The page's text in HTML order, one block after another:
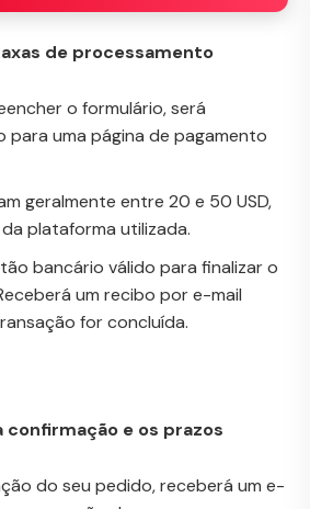
de processamento
o formulário, será
para uma página de pagamento
geralmente entre 20 e 50 USD,
plataforma utilizada.
bancário válido para finalizar o
um recibo por e-mail
for concluída.
confirmação e os prazos
do seu pedido, receberá um e-